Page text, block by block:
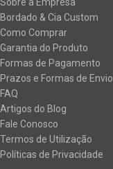
Sobre a Empresa
Bordado & Cia Custom
Como Comprar
Garantia do Produto
Formas de Pagamento
Prazos e Formas de Envio
FAQ
Artigos do Blog
Fale Conosco
Termos de Utilização
Políticas de Privacidade